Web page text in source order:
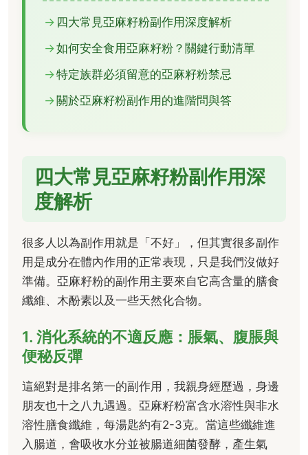
四大常見亞麻籽粉副作用深度解析
如何安全食用亞麻籽粉？關鍵行動清單
特定族群必須留意的亞麻籽粉禁忌
關於亞麻籽粉副作用的進階問與答
四大常見亞麻籽粉副作用深
度解析
很多人以為副作用就是「不好」，但其實很多副作
用是成分在體內作用的正常表現，只是我們沒做好
準備。亞麻籽粉的副作用主要來自它高含量的膳食
纖維、木酚素以及一些天然化合物。
1. 消化系統的不適反應：脹氣、腹脹與
便秘反彈
這絕對是排名第一的副作用，我親身經歷過，身邊
朋友也十之八九遇過。亞麻籽粉富含水溶性與非水
溶性膳食纖維，每湯匙約有2-3克。當這些纖維進
入腸道，會吸收水分並被腸道細菌發酵，產生氣